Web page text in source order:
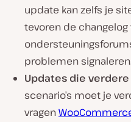
update kan zelfs je
tevoren de
problemen signaleren.
Updates die
scenario’s moet je
vragen